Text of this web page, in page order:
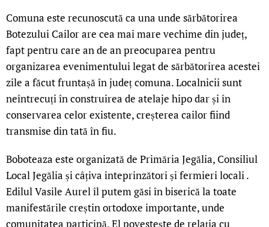
Comuna este recunoscută ca una unde sărbătorirea
Botezului Cailor are cea mai mare vechime din județ,
fapt pentru care an de an preocuparea pentru
organizarea evenimentului legat de sărbătorirea acestei
zile a făcut fruntașă în județ comuna. Localnicii sunt
neîntrecuți în construirea de atelaje hipo dar și în
conservarea celor existente, creșterea cailor fiind
transmise din tată în fiu.
Boboteaza este organizată de Primăria Jegălia, Consiliul
Local Jegălia și câțiva inteprinzători și fermieri locali .
Edilul Vasile Aurel îl putem găsi în biserică la toate
manifestările creștin ortodoxe importante, unde
comunitatea participă. El povestește de relația cu